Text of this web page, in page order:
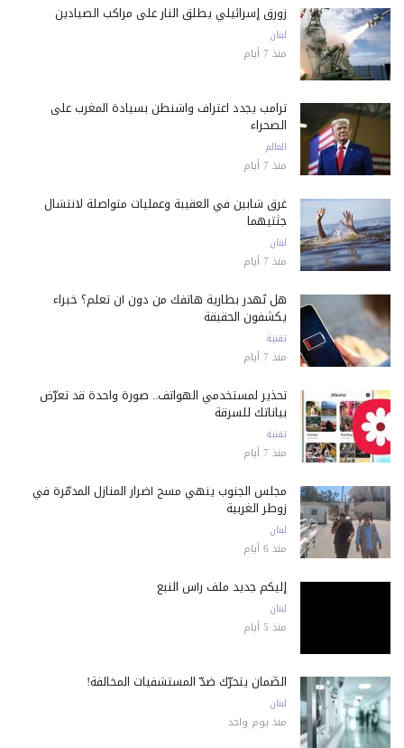
زورق إسرائيلي يطلق النار على مراكب الصيادين
لبنان
منذ 7 أيام
ترامب يجدد اعتراف واشنطن بسيادة المغرب على
الصحراء
العالم
منذ 7 أيام
غرق شابين في العقيبة وعمليات متواصلة لانتشال
جثتيهما
لبنان
منذ 7 أيام
هل تُهدر بطارية هاتفك من دون أن تعلم؟ خبراء
يكشفون الحقيقة
تقنية
منذ 7 أيام
تحذير لمستخدمي الهواتف.. صورة واحدة قد تعرّض
بياناتك للسرقة
تقنية
منذ 7 أيام
مجلس الجنوب ينهي مسح أضرار المنازل المدمّرة في
زوطر الغربية
لبنان
منذ 6 أيام
إليكم جديد ملف رأس النبع
لبنان
منذ 5 أيام
الضّمان يتحرّك ضدّ المستشفيات المخالفة!
لبنان
منذ يوم واحد